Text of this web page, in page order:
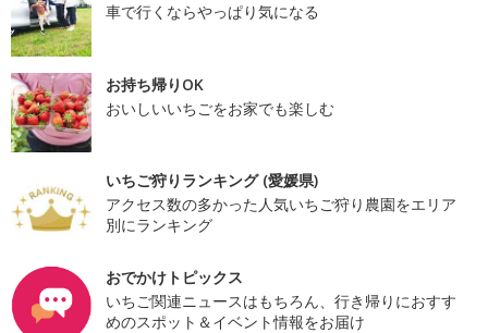
車で行くならやっぱり気になる
お持ち帰りOK
おいしいいちごをお家でも楽しむ
いちご狩りランキング (愛媛県)
アクセス数の多かった人気いちご狩り農園をエリア
別にランキング
おでかけトピックス
いちご関連ニュースはもちろん、行き帰りにおすす
めのスポット＆イベント情報をお届け